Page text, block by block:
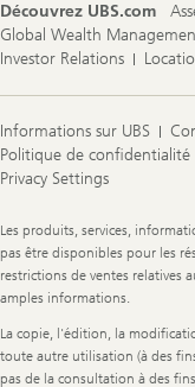
Découvrez UBS.com
Global Wealth
Investor Relations
Informations sur UBS
Politique de confidentialité
Privacy Settings
Legal
Information
Les produits, services,
pas être disponibles pour les
restrictions de ventes relatives
amples informations.
La copie, l'édition, la
toute autre utilisation (à des
pas de la consultation à des